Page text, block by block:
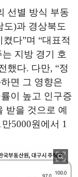
선별 방식 부동
)과 경상북도
다”며 “대표적
지방 경기 호
했다. 다만, “정
면 그 영향은
이 높고 인구증
받을 것으로 예
5000원에서 1